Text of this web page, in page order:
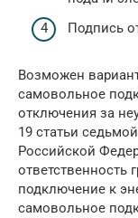
Подпись
Возможен
самовольное
отключения за
19 статьи
Российской
ответственность
подключение к
самовольное